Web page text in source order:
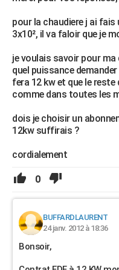
pour la chaudiere j ai fais
3x10², il va faloir que je
je voulais savoir pour
quel puissance
fera 12 kw et que le
comme dans toutes les
dois je choisir un
12kw suffirais ?
cordialement
0
BUFFARDLAURENT
24 janv. 2012 à 18:36
Bonsoir,